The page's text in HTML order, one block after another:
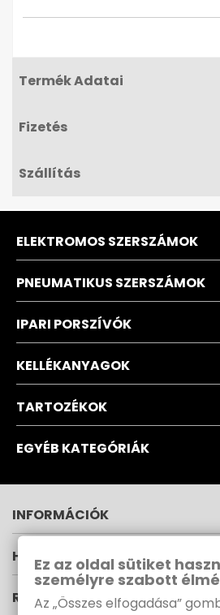
Termék Adatai
Fizetés
Szállítás
ELEKTROMOS SZERSZÁMOK
PNEUMATIKUS SZERSZÁMOK
IPARI PORSZÍVÓK
KELLÉKANYAGOK
TARTOZÉKOK
EGYÉB KATEGÓRIÁK
INFORMÁCIÓK
HÍRLEVÉL
RUPES MAGYARORSZÁG
Ez az oldal sütiket
személyre szabott
Az „Összes elfogadása”